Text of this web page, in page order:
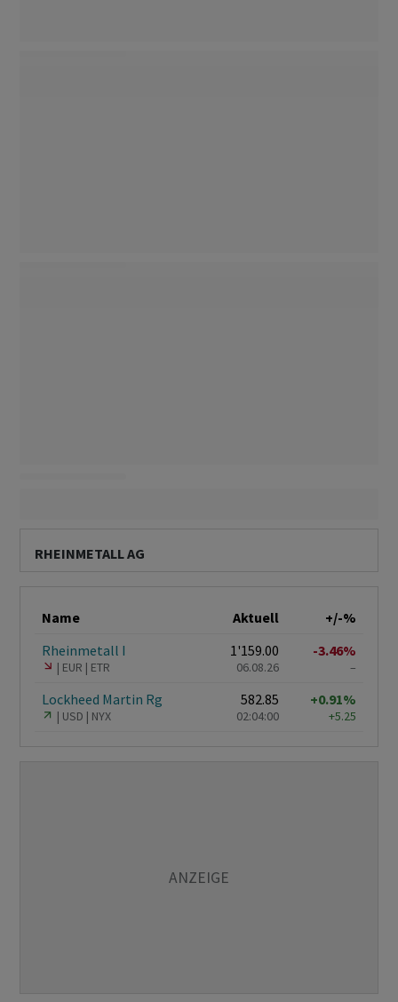
RHEINMETALL AG
Name Aktuell
+/-%
Rheinmetall I
EUR ETR
1'159.00
06.08.26
-3.46%
–
Lockheed Martin Rg
USD NYX
582.85
02:04:00
+0.91%
+5.25